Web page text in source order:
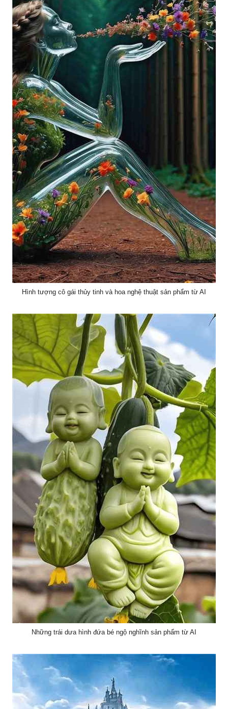
Hình tượng cô gái thủy tinh và hoa nghệ thuật sản phẩm từ AI
Những trái dưa hình đứa bé ngộ nghĩnh sản phẩm từ AI